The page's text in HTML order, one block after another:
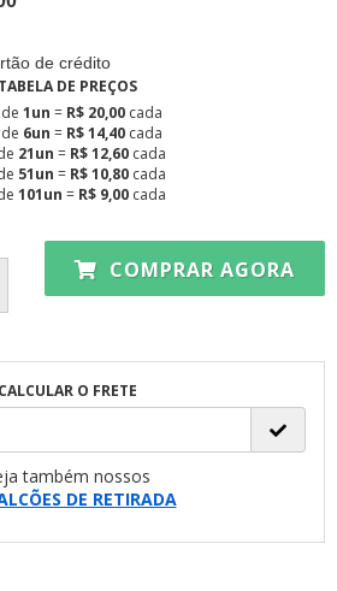
de crédito
TABELA DE PREÇOS
1un = R$ 20,00 cada
6un = R$ 14,40 cada
21un = R$ 12,60 cada
51un = R$ 10,80 cada
101un = R$ 9,00 cada
COMPRAR AGORA
CALCULAR O FRETE
também nossos
DE RETIRADA